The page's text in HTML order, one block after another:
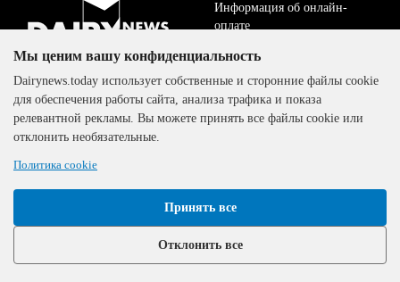
The DairyNews, все права
защищены, 2000-2024
Информация об онлайн-
оплате
ДОГОВОР-ОФЕРТА
Политика
конфиденциальности
Мы ценим вашу конфиденциальность
Dairynews.today использует собственные и сторонние файлы cookie
для обеспечения работы сайта, анализа трафика и показа
релевантной рекламы. Вы можете принять все файлы cookie или
отклонить необязательные.
Политика cookie
Принять все
Отклонить все